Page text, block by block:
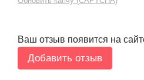
Ваш отзыв появится на